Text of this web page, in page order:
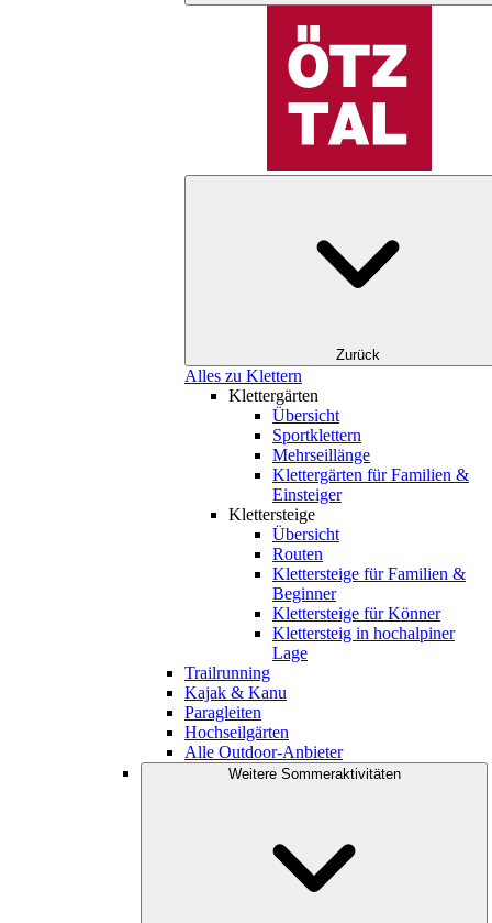
Zurück
Alles zu Klettern
Klettergärten
Übersicht
Sportklettern
Mehrseillänge
Klettergärten für Familien &
Einsteiger
Klettersteige
Übersicht
Routen
Klettersteige für Familien &
Beginner
Klettersteige für Könner
Klettersteig in hochalpiner
Lage
Trailrunning
Kajak & Kanu
Paragleiten
Hochseilgärten
Alle Outdoor-Anbieter
Weitere Sommeraktivitäten